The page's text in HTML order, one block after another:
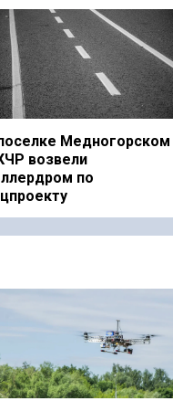
Медногорском
возвели
по